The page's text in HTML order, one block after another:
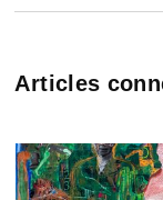
Articles